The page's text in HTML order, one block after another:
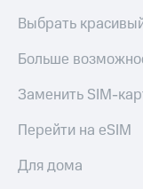
Выбрать
Больше
Заменить SIM-
Перейти на eSIM
Для дома